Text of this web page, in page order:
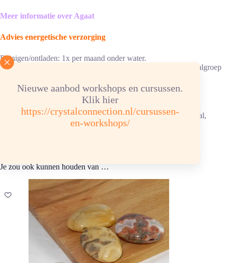
Nieuwe aanbod workshops en cursussen.
Klik hier
https://crystalconnection.nl/cursussen-
en-workshops/
Meer informatie over Agaat
Advies energetische verzorging
Reinigen/ontladen: 1x per maand onder water.
Opladen: aansluitend, 6 uur in de zon of in een groep bergkristalgroep
Chemische samenstelling: SiO2. Hardheid 7
Kleur: wit, grijs, bruin/rood/oranje en geel.
Vindplaats: Brazilië, China, Duitsland, Mexico, Mongolië, Oeral,
Je zou ook kunnen houden van …